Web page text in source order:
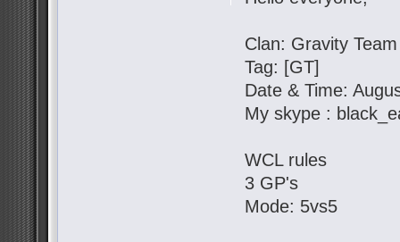
Clan: Gravity Team
Tag: [GT]
Date & Time:
My skype :
WCL rules
3 GP's
Mode: 5vs5